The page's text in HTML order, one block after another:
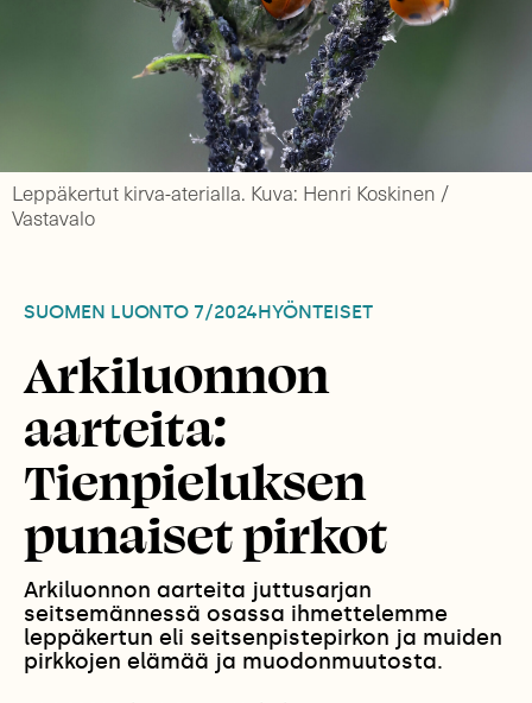
Leppäkertut kirva-aterialla. Kuva: Henri Koskinen /
Vastavalo
SUOMEN LUONTO 7/2024HYÖNTEISET
Arkiluonnon
aarteita:
Tienpieluksen
punaiset pirkot
Arkiluonnon aarteita juttusarjan
seitsemännessä osassa ihmettelemme
leppäkertun eli seitsenpistepirkon ja muiden
pirkkojen elämää ja muodonmuutosta.